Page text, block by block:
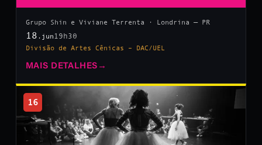
Grupo Shin e Viviane Terrenta · Londrina — PR
18 .jun 19h30
Divisão de Artes Cênicas – DAC/UEL
MAIS DETALHES →
16